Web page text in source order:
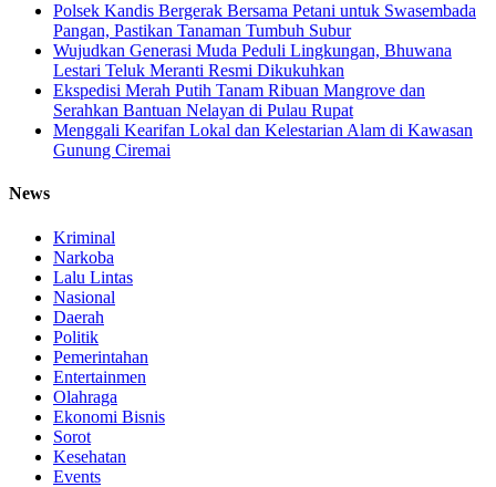
Polsek Kandis Bergerak Bersama Petani untuk Swasembada
Pangan, Pastikan Tanaman Tumbuh Subur
Wujudkan Generasi Muda Peduli Lingkungan, Bhuwana
Lestari Teluk Meranti Resmi Dikukuhkan
Ekspedisi Merah Putih Tanam Ribuan Mangrove dan
Serahkan Bantuan Nelayan di Pulau Rupat
Menggali Kearifan Lokal dan Kelestarian Alam di Kawasan
Gunung Ciremai
News
Kriminal
Narkoba
Lalu Lintas
Nasional
Daerah
Politik
Pemerintahan
Entertainmen
Olahraga
Ekonomi Bisnis
Sorot
Kesehatan
Events